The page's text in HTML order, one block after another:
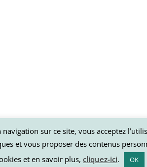
sur ce site, vous acceptez
et vous proposer des contenus
et en savoir plus, cliquez-ici. OK